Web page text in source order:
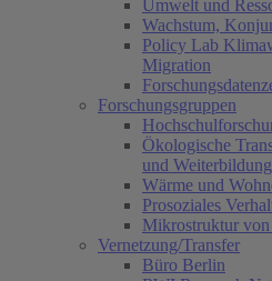
Umwelt und
Wachstum,
Policy Lab
Migration
Forschungsgruppen
Ökologische
und Weiterbildung
Wärme und
Prosoziales
Mikrostruktur von
Vernetzung/Transfer
Büro Berlin